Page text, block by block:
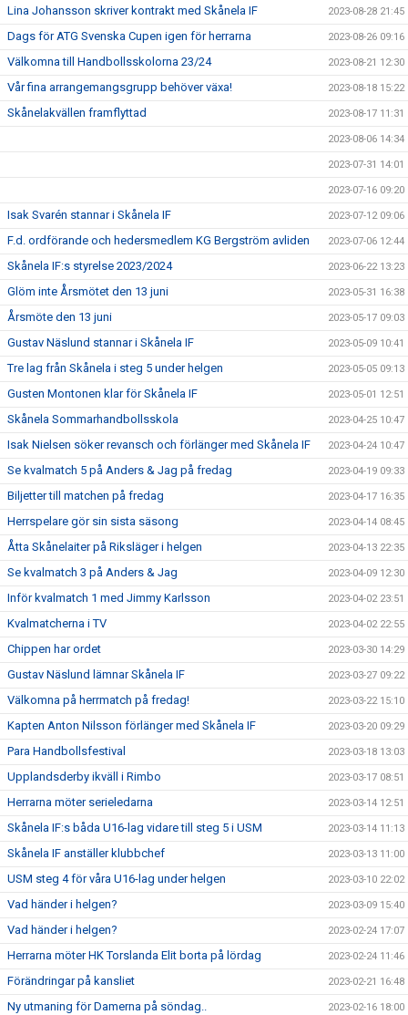
Lina Johansson skriver kontrakt med Skånela IF 2023-08-28 21:45
Dags för ATG Svenska Cupen igen för herrarna 2023-08-26 09:16
Välkomna till Handbollsskolorna 23/24 2023-08-21 12:30
Vår fina arrangemangsgrupp behöver växa! 2023-08-18 15:22
Skånelakvällen framflyttad 2023-08-17 11:31
2023-08-06 14:34
2023-07-31 14:01
2023-07-16 09:20
Isak Svarén stannar i Skånela IF 2023-07-12 09:06
F.d. ordförande och hedersmedlem KG Bergström avliden 2023-07-06 12:44
Skånela IF:s styrelse 2023/2024 2023-06-22 13:23
Glöm inte Årsmötet den 13 juni 2023-05-31 16:38
Årsmöte den 13 juni 2023-05-17 09:03
Gustav Näslund stannar i Skånela IF 2023-05-09 10:41
Tre lag från Skånela i steg 5 under helgen 2023-05-05 09:13
Gusten Montonen klar för Skånela IF 2023-05-01 12:51
Skånela Sommarhandbollsskola 2023-04-25 10:47
Isak Nielsen söker revansch och förlänger med Skånela IF 2023-04-24 10:47
Se kvalmatch 5 på Anders & Jag på fredag 2023-04-19 09:33
Biljetter till matchen på fredag 2023-04-17 16:35
Herrspelare gör sin sista säsong 2023-04-14 08:45
Åtta Skånelaiter på Riksläger i helgen 2023-04-13 22:35
Se kvalmatch 3 på Anders & Jag 2023-04-09 12:30
Inför kvalmatch 1 med Jimmy Karlsson 2023-04-02 23:51
Kvalmatcherna i TV 2023-04-02 22:55
Chippen har ordet 2023-03-30 14:29
Gustav Näslund lämnar Skånela IF 2023-03-27 09:22
Välkomna på herrmatch på fredag! 2023-03-22 15:10
Kapten Anton Nilsson förlänger med Skånela IF 2023-03-20 09:29
Para Handbollsfestival 2023-03-18 13:03
Upplandsderby ikväll i Rimbo 2023-03-17 08:51
Herrarna möter serieledarna 2023-03-14 12:51
Skånela IF:s båda U16-lag vidare till steg 5 i USM 2023-03-14 11:13
Skånela IF anställer klubbchef 2023-03-13 11:00
USM steg 4 för våra U16-lag under helgen 2023-03-10 22:02
Vad händer i helgen? 2023-03-09 15:40
Vad händer i helgen? 2023-02-24 17:07
Herrarna möter HK Torslanda Elit borta på lördag 2023-02-24 11:46
Förändringar på kansliet 2023-02-21 16:48
Ny utmaning för Damerna på söndag.. 2023-02-16 18:00